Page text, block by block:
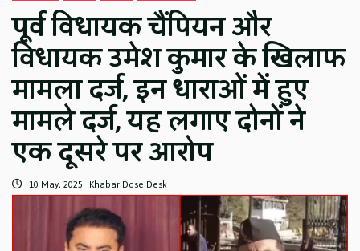
पूर्व विधायक चैंपियन और
विधायक उमेश कुमार के खिलाफ
मामला दर्ज, इन धाराओं में हुए
मामले दर्ज, यह लगाए दोनों ने
एक दूसरे पर आरोप
10 May, 2025 Khabar Dose Desk